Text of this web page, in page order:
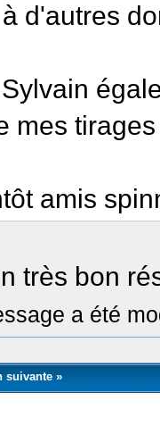
d'autres
mes
amis
très bon
a été
suivante »